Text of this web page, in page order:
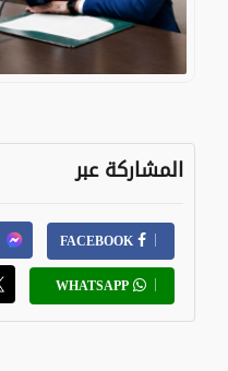
المشاركة عبر
FACEBOOK
WHATSAPP